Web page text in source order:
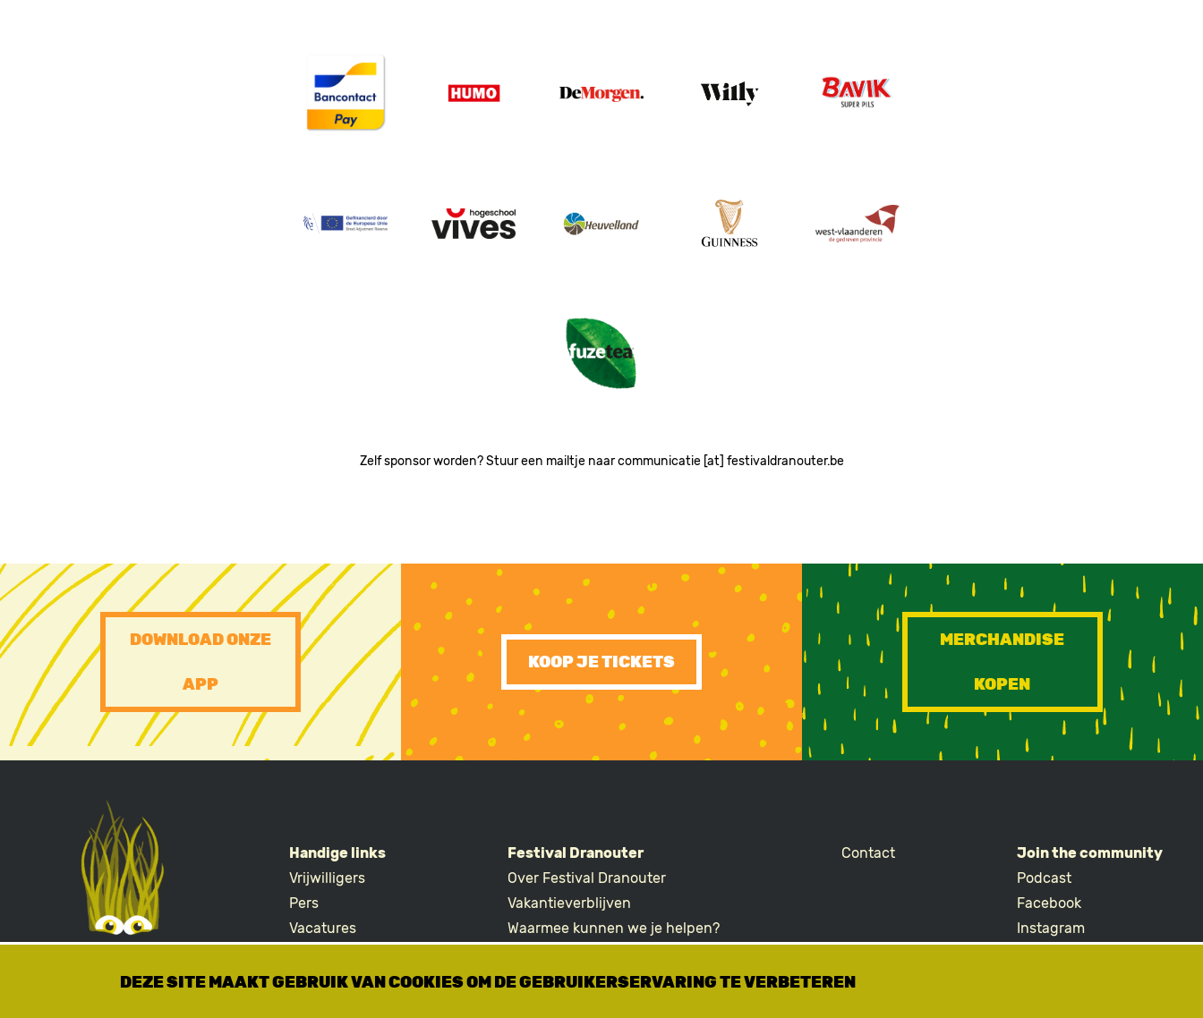
Image
Image
Image
Image Image
Image Image Image Image Image
Image
Zelf sponsor worden? Stuur een mailtje naar communicatie [at] festivaldranouter.be
PRE
FOOTER
CTA
DOWNLOAD ONZE
APP
KOOP JE TICKETS
MERCHANDISE
KOPEN
FOOTER
Handige links
Vrijwilligers
Pers
Vacatures
Festival Dranouter
Over Festival Dranouter
Vakantieverblijven
Waarmee kunnen we je helpen?
Contact
Join the community
Podcast
Facebook
Instagram
DEZE SITE MAAKT GEBRUIK VAN COOKIES OM DE GEBRUIKERSERVARING TE VERBETEREN